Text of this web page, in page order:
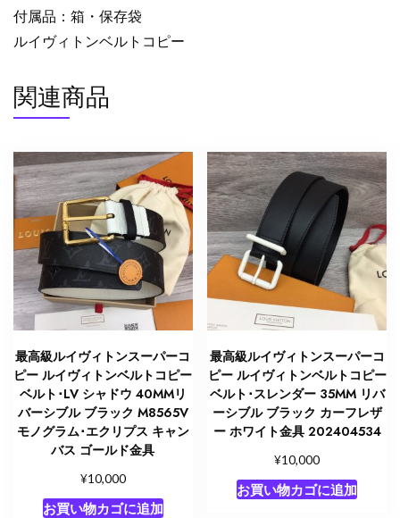
ヘ
リ
ー
ジ
リ
バ
ー
シ
ブ
2633536
ル
イ
ヴ
ィ
ト
ン
ベ
付属品：箱・保存袋
ルイヴィトンベルトコピー
関連商品
最高級ルイヴィトンスーパーコ
ピー ルイヴィトンベルトコピー
ベルト･LV シャドウ 40MMリ
バーシブル ブラック M8565V
モノグラム･エクリプス キャン
バス ゴールド金具
¥10,000
お買い物カゴに追加
最高級ルイヴィトンスーパーコ
ピー ルイヴィトンベルトコピー
ベルト･スレンダー 35MM リバ
ーシブル ブラック カーフレザ
ー ホワイト金具 202404534
¥10,000
お買い物カゴに追加